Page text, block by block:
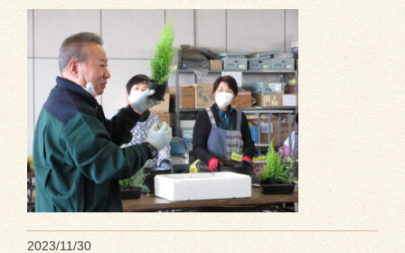
2023/11/30